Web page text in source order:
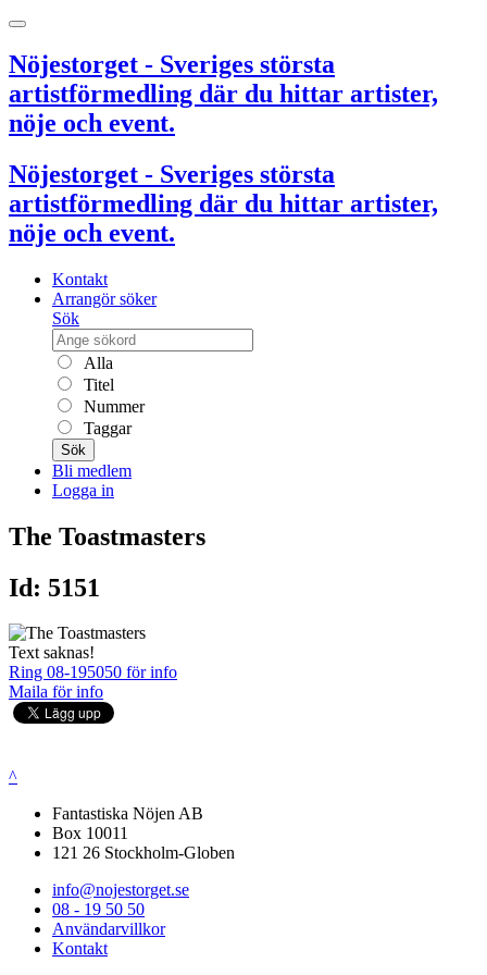
Nöjestorget - Sveriges största
artistförmedling där du hittar artister,
nöje och event.
Nöjestorget - Sveriges största
artistförmedling där du hittar artister,
nöje och event.
Kontakt
Arrangör söker
Sök
Alla
Titel
Nummer
Taggar
Sök
Bli medlem
Logga in
The Toastmasters
Id: 5151
Text saknas!
Ring 08-195050 för info
Maila för info
^
Fantastiska Nöjen AB
Box 10011
121 26 Stockholm-Globen
info@nojestorget.se
08 - 19 50 50
Användarvillkor
Kontakt